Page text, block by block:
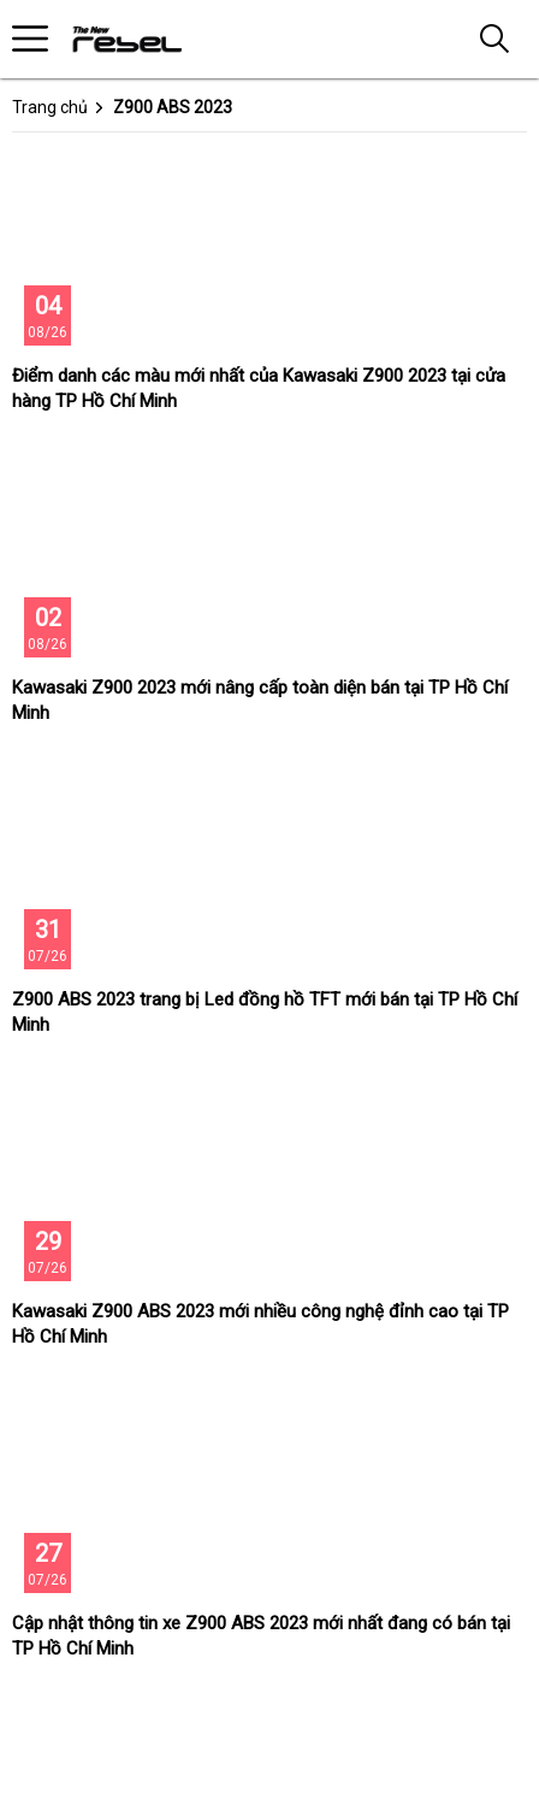
Trang chủ Z900 ABS 2023
04
08/26
Điểm danh các màu mới nhất của Kawasaki Z900 2023 tại cửa
hàng TP Hồ Chí Minh
02
08/26
Kawasaki Z900 2023 mới nâng cấp toàn diện bán tại TP Hồ Chí
Minh
31
07/26
Z900 ABS 2023 trang bị Led đồng hồ TFT mới bán tại TP Hồ Chí
Minh
29
07/26
Kawasaki Z900 ABS 2023 mới nhiều công nghệ đỉnh cao tại TP
Hồ Chí Minh
27
07/26
Cập nhật thông tin xe Z900 ABS 2023 mới nhất đang có bán tại
TP Hồ Chí Minh